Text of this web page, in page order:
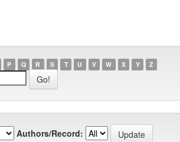
P Q R S T U V W X Y Z
Authors/Record: